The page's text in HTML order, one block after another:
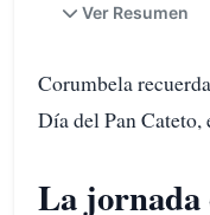
Ver Resumen
Corumbela
Día del Pan
La jornada